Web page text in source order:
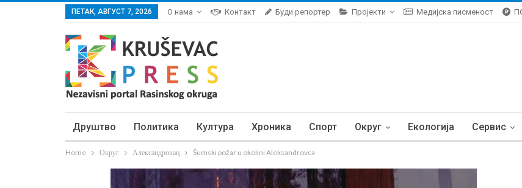
ПЕТАК, АВГУСТ 7, 2026 О нама Контакт Буди репортер Пројекти Медијска писменост
Друштво Политика Култура Хроника Спорт Округ Екологија Сервис
Home Округ Александровац Šumski požar u okolini Aleksandrovca